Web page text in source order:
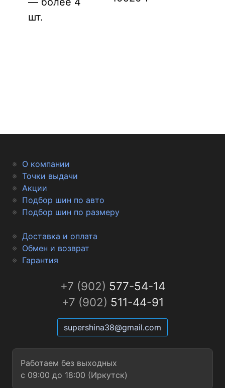
шт.
О компании
Точки выдачи
Акции
Подбор шин по авто
Подбор шин по размеру
Доставка и оплата
Обмен и возврат
Гарантия
+7 (902) 577-54-14
+7 (902) 511-44-91
supershina38@gmail.com
Работаем без выходных
с 09:00 до 18:00 (Иркутск)